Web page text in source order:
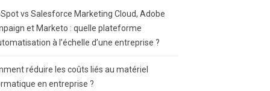
vs Salesforce Marketing Cloud, Adobe
et Marketo : quelle plateforme
à l’échelle d’une entreprise ?
réduire les coûts liés au matériel
en entreprise ?